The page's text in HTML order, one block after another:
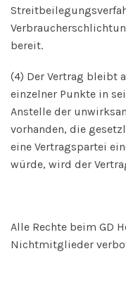
bereit.
(4) Der Vertrag bleibt
einzelner Punkte in
Anstelle der
vorhanden, die
eine Vertragspartei
würde, wird der
Alle Rechte beim GD
Nichtmitglieder